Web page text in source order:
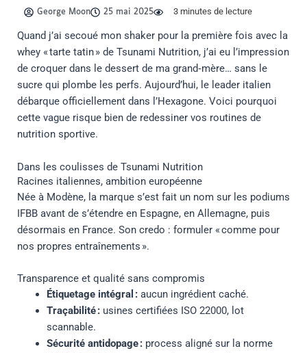
George Moon 25 mai 2025 3minutes de lecture
Quand j’ai secoué mon shaker pour la première fois avec la
whey « tarte tatin » de Tsunami Nutrition, j’ai eu l’impression
de croquer dans le dessert de ma grand‑mère… sans le
sucre qui plombe les perfs. Aujourd’hui, le leader italien
débarque officiellement dans l’Hexagone. Voici pourquoi
cette vague risque bien de redessiner vos routines de
nutrition sportive.
Dans les coulisses de Tsunami Nutrition
Racines italiennes, ambition européenne
Née à Modène, la marque s’est fait un nom sur les podiums
IFBB avant de s’étendre en Espagne, en Allemagne, puis
désormais en France. Son credo : formuler « comme pour
nos propres entraînements ».
Transparence et qualité sans compromis
Étiquetage intégral : aucun ingrédient caché.
Traçabilité : usines certifiées ISO 22000, lot
scannable.
Sécurité antidopage : process aligné sur la norme